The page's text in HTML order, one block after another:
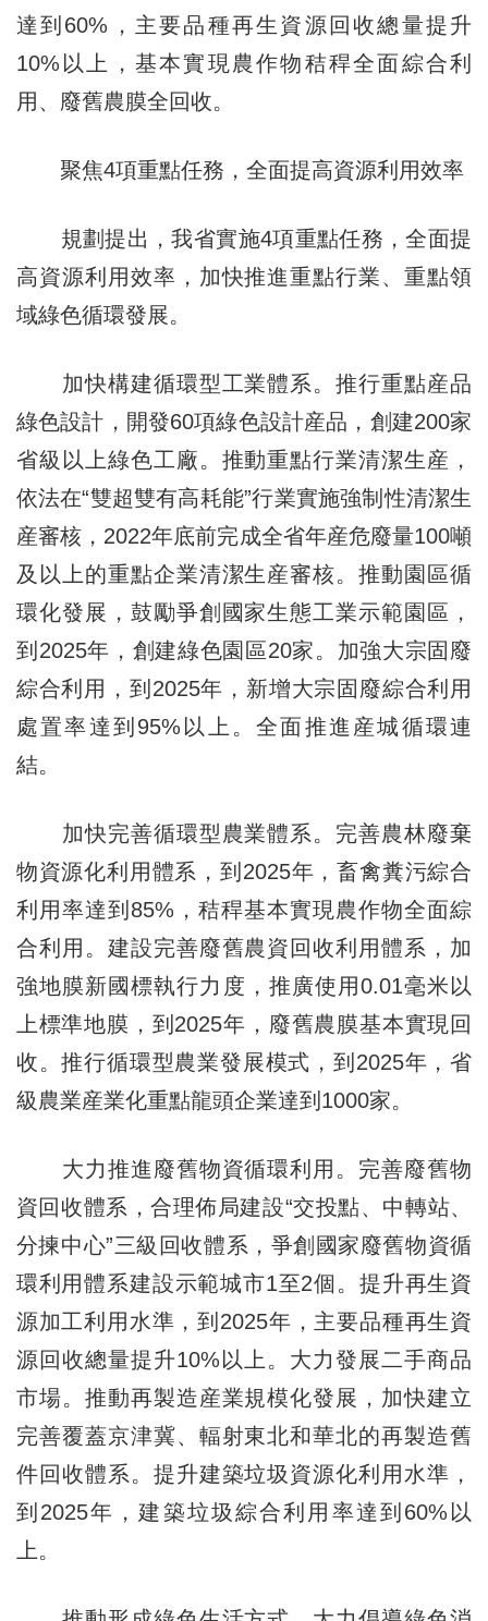
達到60%，主要品種再生資源回收總量提升
10%以上，基本實現農作物秸稈全面綜合利
用、廢舊農膜全回收。
聚焦4項重點任務，全面提高資源利用效率
規劃提出，我省實施4項重點任務，全面提
高資源利用效率，加快推進重點行業、重點領
域綠色循環發展。
加快構建循環型工業體系。推行重點産品
綠色設計，開發60項綠色設計産品，創建200家
省級以上綠色工廠。推動重點行業清潔生産，
依法在“雙超雙有高耗能”行業實施強制性清潔生
産審核，2022年底前完成全省年産危廢量100噸
及以上的重點企業清潔生産審核。推動園區循
環化發展，鼓勵爭創國家生態工業示範園區，
到2025年，創建綠色園區20家。加強大宗固廢
綜合利用，到2025年，新增大宗固廢綜合利用
處置率達到95%以上。全面推進産城循環連
結。
加快完善循環型農業體系。完善農林廢棄
物資源化利用體系，到2025年，畜禽糞污綜合
利用率達到85%，秸稈基本實現農作物全面綜
合利用。建設完善廢舊農資回收利用體系，加
強地膜新國標執行力度，推廣使用0.01毫米以
上標準地膜，到2025年，廢舊農膜基本實現回
收。推行循環型農業發展模式，到2025年，省
級農業産業化重點龍頭企業達到1000家。
大力推進廢舊物資循環利用。完善廢舊物
資回收體系，合理佈局建設“交投點、中轉站、
分揀中心”三級回收體系，爭創國家廢舊物資循
環利用體系建設示範城市1至2個。提升再生資
源加工利用水準，到2025年，主要品種再生資
源回收總量提升10%以上。大力發展二手商品
市場。推動再製造産業規模化發展，加快建立
完善覆蓋京津冀、輻射東北和華北的再製造舊
件回收體系。提升建築垃圾資源化利用水準，
到2025年，建築垃圾綜合利用率達到60%以
上。